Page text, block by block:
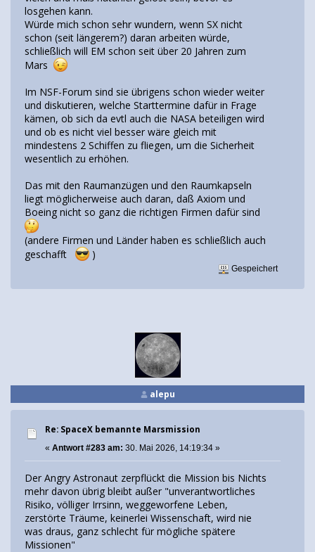
losgehen kann.
Würde mich schon sehr wundern, wenn SX nicht
schon (seit längerem?) daran arbeiten würde,
schließlich will EM schon seit über 20 Jahren zum
Mars
Im NSF-Forum sind sie übrigens schon wieder weiter
und diskutieren, welche Starttermine dafür in Frage
kämen, ob sich da evtl auch die NASA beteiligen wird
und ob es nicht viel besser wäre gleich mit
mindestens 2 Schiffen zu fliegen, um die Sicherheit
wesentlich zu erhöhen.
Das mit den Raumanzügen und den Raumkapseln
liegt möglicherweise auch daran, daß Axiom und
Boeing nicht so ganz die richtigen Firmen dafür sind
(andere Firmen und Länder haben es schließlich auch
geschafft
)
Gespeichert
alepu
Re: SpaceX bemannte Marsmission
« Antwort #283 am: 30. Mai 2026, 14:19:34 »
Der Angry Astronaut zerpflückt die Mission bis Nichts
mehr davon übrig bleibt außer "unverantwortliches
Risiko, völliger Irrsinn, weggeworfene Leben,
zerstörte Träume, keinerlei Wissenschaft, wird nie
was draus, ganz schlecht für mögliche spätere
Missionen"